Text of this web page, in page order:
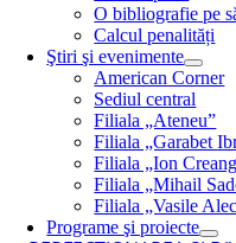
O bibliografie pe
Calcul penalități
Ştiri şi evenimente
American Corner
Sediul central
Filiala „Ateneu”
Filiala „Garabet
Filiala „Ion
Filiala „Mihail
Filiala „Vasile
Programe şi proiecte